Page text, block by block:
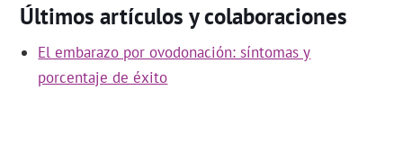
Últimos artículos y colaboraciones
El embarazo por ovodonación: síntomas y
porcentaje de éxito